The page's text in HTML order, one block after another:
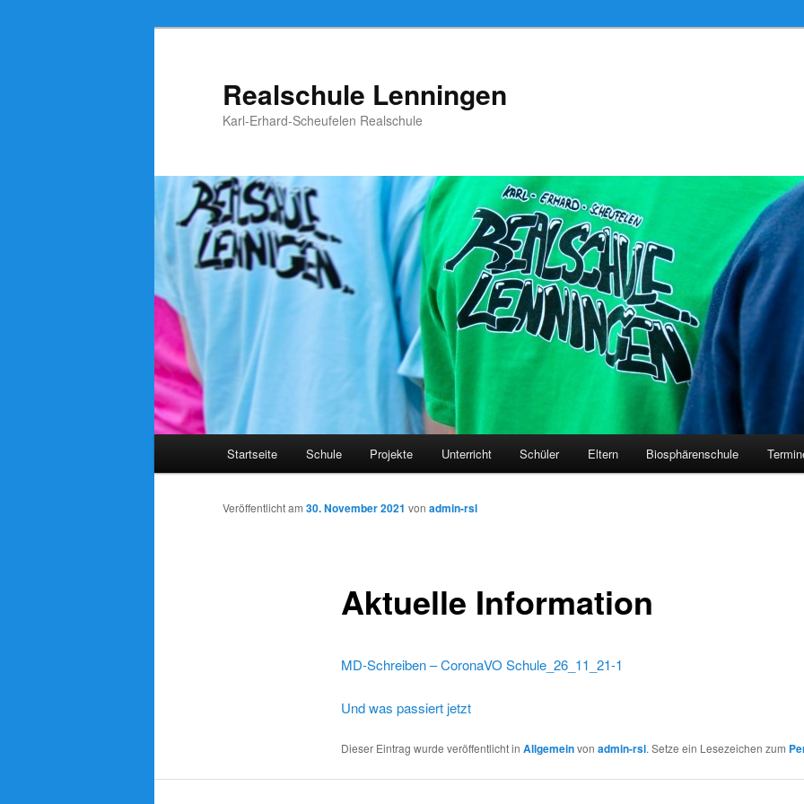
Realschule Lenningen
Karl-Erhard-Scheufelen Realschule
Startseite Schule Projekte Unterricht Schüler Eltern Biosphärenschule
Aktuelle Information
Veröffentlicht am 30. November 2021 von admin-rsl
MD-Schreiben – CoronaVO Schule_26_11_21-1
Und was passiert jetzt
Dieser Eintrag wurde veröffentlicht in Allgemeinvon admin-rsl. Setze ein Lesezeichen zum